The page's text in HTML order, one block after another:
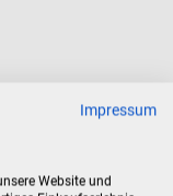
Impressum
Website und